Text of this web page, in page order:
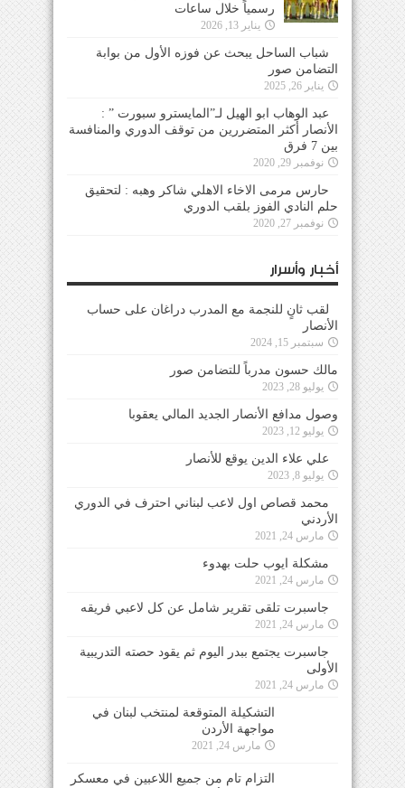
رسمياً خلال ساعات
يناير 13, 2026
شباب الساحل يبحث عن فوزه الأول من بوابة
التضامن صور
يناير 26, 2025
عبد الوهاب ابو الهيل لـ”المايسترو سبورت ” :
الأنصار أكثر المتضررين من توقف الدوري والمنافسة
بين 7 فرق
نوفمبر 29, 2020
حارس مرمى الاخاء الاهلي شاكر وهبه : لتحقيق
حلم النادي الفوز بلقب الدوري
نوفمبر 27, 2020
أخبار وأسرار
لقب ثانٍ للنجمة مع المدرب دراغان على حساب
الأنصار
سبتمبر 15, 2024
مالك حسون مدرباً للتضامن صور
يوليو 28, 2023
وصول مدافع الأنصار الجديد المالي يعقوبا
يوليو 12, 2023
علي علاء الدين يوقع للأنصار
يوليو 8, 2023
محمد قصاص اول لاعب لبناني احترف في الدوري
الأردني
مارس 24, 2021
مشكلة ايوب حلت بهدوء
مارس 24, 2021
جاسبرت تلقى تقرير شامل عن كل لاعبي فريقه
مارس 24, 2021
جاسبرت يجتمع ببدر اليوم ثم يقود حصته التدريبية
الأولى
مارس 24, 2021
التشكيلة المتوقعة لمنتخب لبنان في
مواجهة الأردن
مارس 24, 2021
التزام تام من جميع اللاعبين في معسكر